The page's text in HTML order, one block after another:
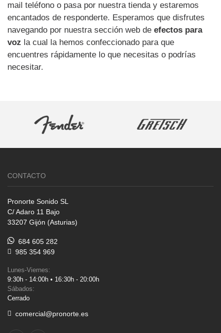
mail teléfono o pasa por nuestra tienda y estaremos
encantados de responderte. Esperamos que disfrutes
navegando por nuestra sección web de efectos para
voz la cual la hemos confeccionado para que
encuentres rápidamente lo que necesitas o podrías
necesitar.
CONTACTO
Pronorte Sonido SL
C/ Adaro 11 Bajo
33207 Gijón (Asturias)
684 605 282
985 354 969
Lunes-Viernes:
9:30h - 14:00h • 16:30h - 20:00h
Sábados:
Cerrado
comercial@pronorte.es